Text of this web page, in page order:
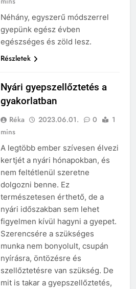
Néhány, egyszerű módszerrel
gyepünk egész évben
egészséges és zöld lesz.
Részletek
Nyári gyepszellőztetés a
gyakorlatban
Réka 2023.06.01. 0
1
mins
A legtöbb ember szívesen élvezi
kertjét a nyári hónapokban, és
nem feltétlenül szeretne
dolgozni benne. Ez
természetesen érthető, de a
nyári időszakban sem lehet
figyelmen kívül hagyni a gyepet.
Szerencsére a szükséges
munka nem bonyolult, csupán
nyírásra, öntözésre és
szellőztetésre van szükség. De
mit is takar a gyepszellőztetés,